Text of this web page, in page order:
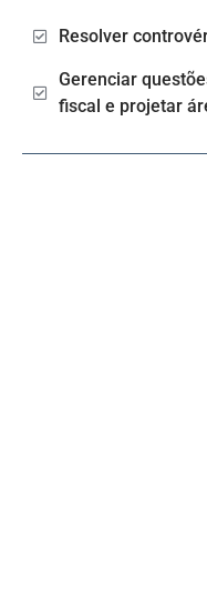
Resolver
Gerenciar
fiscal e projetar